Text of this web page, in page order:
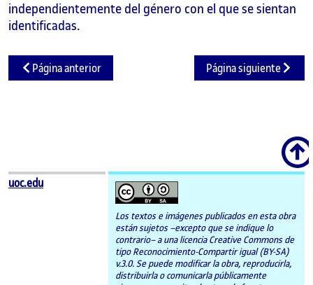
independientemente del género con el que se sientan
identificadas.
Página anterior Página siguiente
Scroll
uoc.edu
Los textos e imágenes publicados en esta obra
están sujetos –excepto que se indique lo
contrario– a una licencia Creative Commons de
tipo Reconocimiento-Compartir igual (BY-SA)
v.3.0. Se puede modificar la obra, reproducirla,
distribuirla o comunicarla públicamente